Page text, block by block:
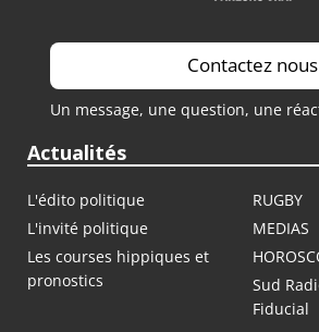
Contactez nous
Un message, une question, une
Actualités
L'édito politique
RUGBY
L'invité politique
MEDIAS
Les courses hippiques et
pronostics
Sud
Fiducial